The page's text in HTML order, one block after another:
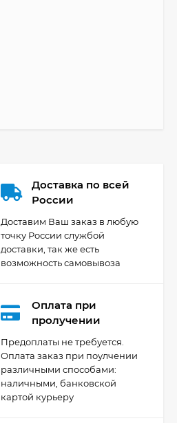
Доставка по всей
России
Доставим Ваш заказ в любую
точку России службой
доставки, так же есть
возможность самовывоза
Оплата при
пролучении
Предоплаты не требуется.
Оплата заказ при поулчении
различными способами:
наличными, банковской
картой курьеру
Кухня Мишель -
длина 4,2 м
69 303₽
Кухня Принцесса -